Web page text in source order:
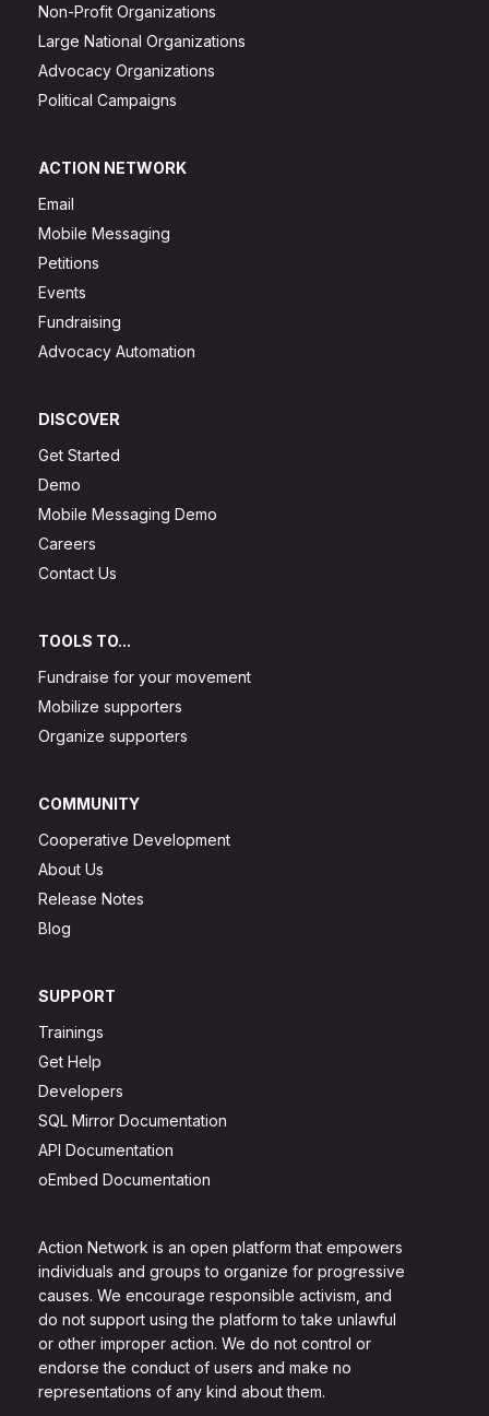
Action Network is an open platform that empowers
individuals and groups to organize for progressive
causes. We encourage responsible activism, and
do not support using the platform to take unlawful
or other improper action. We do not control or
endorse the conduct of users and make no
representations of any kind about them.
Non-Profit Organizations
Large National Organizations
Advocacy Organizations
Political Campaigns
ACTION NETWORK
Email
Mobile Messaging
Petitions
Events
Fundraising
Advocacy Automation
DISCOVER
Get Started
Demo
Mobile Messaging Demo
Careers
Contact Us
TOOLS TO...
Fundraise for your movement
Mobilize supporters
Organize supporters
COMMUNITY
Cooperative Development
About Us
Release Notes
Blog
SUPPORT
Trainings
Get Help
Developers
SQL Mirror Documentation
API Documentation
oEmbed Documentation